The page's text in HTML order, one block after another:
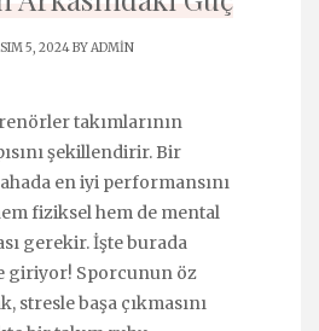
5, 2024 BYADMIN
takımlarının
şekillendirir. Bir
en iyi performansını
fiziksel hem de mental
gerekir. İşte burada
giriyor! Sporcunun öz
stresle başa çıkmasını